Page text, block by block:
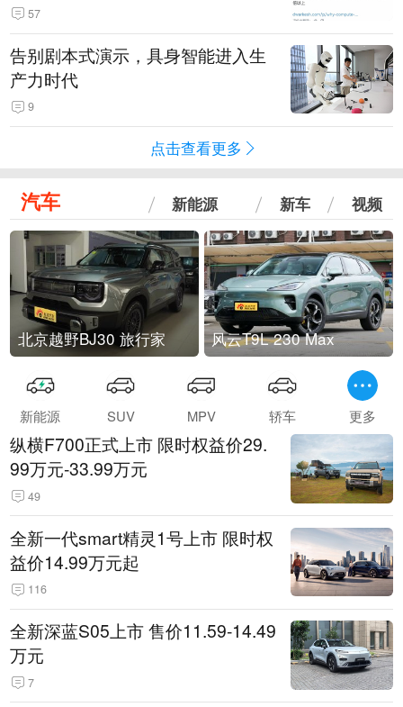
57
告别剧本式演示，具身智能进入生
产力时代
9
点击查看更多
汽车 新能源 新车 视频
北京越野BJ30 旅行家 风云T9L 230 Max
新能源 SUV MPV 轿车 更多
纵横F700正式上市 限时权益价29.
99万元-33.99万元
49
全新一代smart精灵1号上市 限时权
益价14.99万元起
116
全新深蓝S05上市 售价11.59-14.49
万元
7